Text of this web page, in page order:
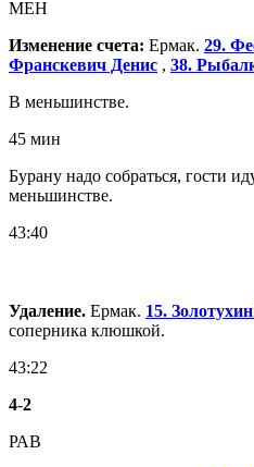
МЕН
Изменение счета: Ермак. 29.
Франскевич Денис , 38.
В меньшинстве.
45 мин
Бурану надо собраться, гости
меньшинстве.
43:40
Удаление. Ермак. 15.
соперника клюшкой.
43:22
4-2
РАВ